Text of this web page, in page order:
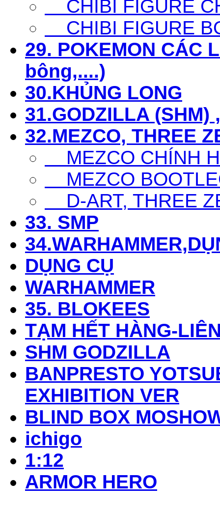
CHIBI FIGURE
CHIBI FIGURE
29. POKEMON CÁC
bông,....)
30.KHỦNG LONG
31.GODZILLA (SHM)
32.MEZCO, THREE
MEZCO CHÍNH
MEZCO
D-ART, THREE
33. SMP
DỤNG CỤ
WARHAMMER
35. BLOKEES
TẠM HẾT HÀNG-
SHM GODZILLA
BANPRESTO
EXHIBITION VER
BLIND BOX
ichigo
1:12
ARMOR HERO